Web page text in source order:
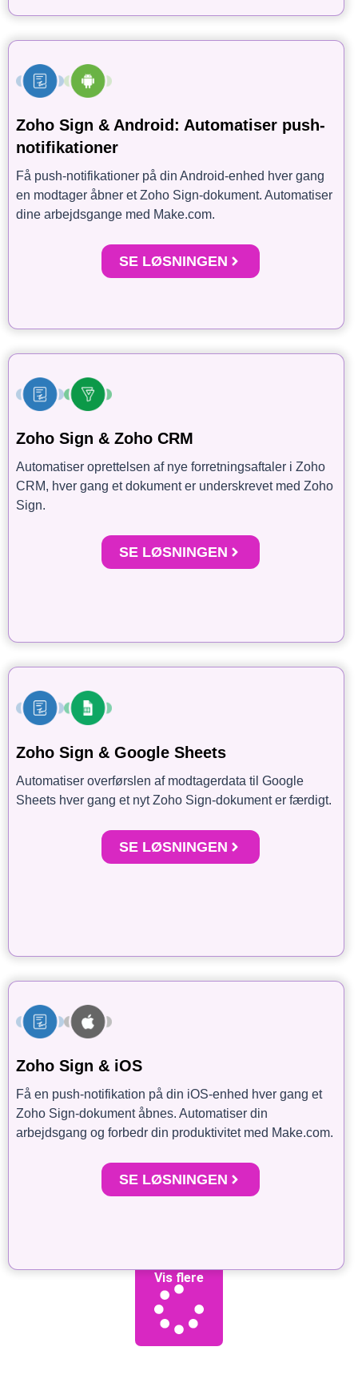
Zoho Sign & Android: Automatiser push-
notifikationer
Få push-notifikationer på din Android-enhed hver gang
en modtager åbner et Zoho Sign-dokument. Automatiser
dine arbejdsgange med Make.com.
SE LØSNINGEN
Zoho Sign & Zoho CRM
Automatiser oprettelsen af nye forretningsaftaler i Zoho
CRM, hver gang et dokument er underskrevet med Zoho
Sign.
SE LØSNINGEN
Zoho Sign & Google Sheets
Automatiser overførslen af modtagerdata til Google
Sheets hver gang et nyt Zoho Sign-dokument er færdigt.
SE LØSNINGEN
Zoho Sign & iOS
Få en push-notifikation på din iOS-enhed hver gang et
Zoho Sign-dokument åbnes. Automatiser din
arbejdsgang og forbedr din produktivitet med Make.com.
SE LØSNINGEN
Vis flere